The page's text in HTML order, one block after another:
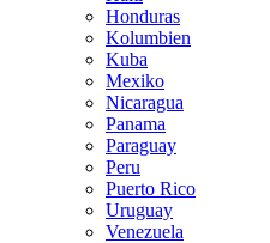
Honduras
Kolumbien
Kuba
Mexiko
Nicaragua
Panama
Paraguay
Peru
Puerto Rico
Uruguay
Venezuela